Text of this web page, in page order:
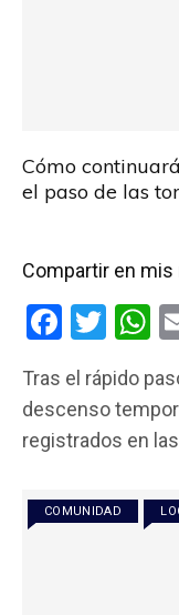
Cómo
el paso de las
Compartir en mis
F
ce
b
o
k
T
tt
er s
p
p
Tras el rápido
descenso
registrados en
COMUNIDAD